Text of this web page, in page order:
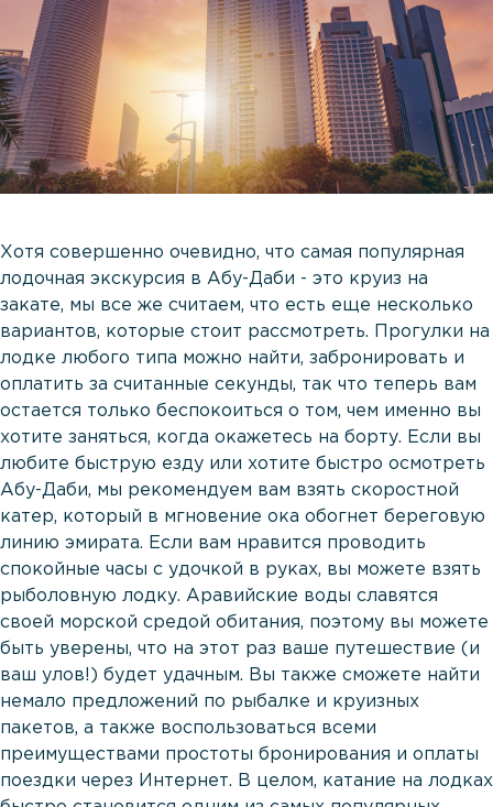
Хотя совершенно очевидно, что самая популярная
лодочная экскурсия в Абу-Даби - это круиз на
закате, мы все же считаем, что есть еще несколько
вариантов, которые стоит рассмотреть. Прогулки на
лодке любого типа можно найти, забронировать и
оплатить за считанные секунды, так что теперь вам
остается только беспокоиться о том, чем именно вы
хотите заняться, когда окажетесь на борту. Если вы
любите быструю езду или хотите быстро осмотреть
Абу-Даби, мы рекомендуем вам взять скоростной
катер, который в мгновение ока обогнет береговую
линию эмирата. Если вам нравится проводить
спокойные часы с удочкой в руках, вы можете взять
рыболовную лодку. Аравийские воды славятся
своей морской средой обитания, поэтому вы можете
быть уверены, что на этот раз ваше путешествие (и
ваш улов!) будет удачным. Вы также сможете найти
немало предложений по рыбалке и круизных
пакетов, а также воспользоваться всеми
преимуществами простоты бронирования и оплаты
поездки через Интернет. В целом, катание на лодках